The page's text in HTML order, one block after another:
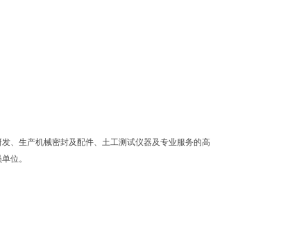
、生产机械密封及配件、土工测试仪器及专业服务的高
位。